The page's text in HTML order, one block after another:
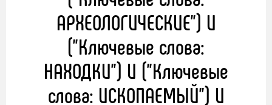
АРХЕОЛОГИЧЕСКИЕ") И
("Ключевые слова:
НАХОДКИ") И ("Ключевые
слова: ИСКОПАЕМЫЙ") И